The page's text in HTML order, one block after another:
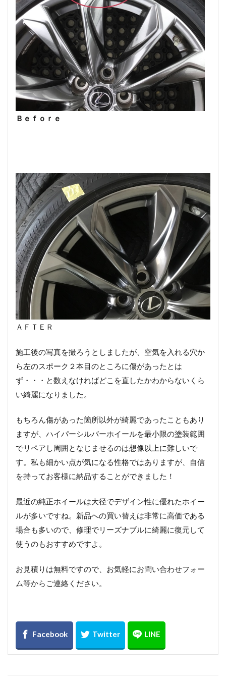
Ｂｅｆｏｒｅ
ＡＦＴＥＲ
施工後の写真を撮ろうとしましたが、空気を入れる穴か
ら左のスポーク２本目のところに傷があったとは
ず・・・と数えなければどこを直したかわからないくら
い綺麗になりました。
もちろん傷があった箇所以外が綺麗であったこともあり
ますが、ハイパーシルバーホイールを最小限の塗装範囲
でリペアし周囲となじませるのは想像以上に難しいで
す。私も細かい点が気になる性格ではありますが、自信
を持ってお客様に納品することができました！
最近の純正ホイールは大径でデザイン性に優れたホイー
ルが多いですね。新品への買い替えは非常に高価である
場合も多いので、修理でリーズナブルに綺麗に復元して
使うのもおすすめですよ。
お見積りは無料ですので、お気軽にお問い合わせフォー
ム等からご連絡ください。